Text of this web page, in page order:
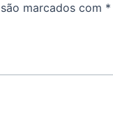
marcados com *